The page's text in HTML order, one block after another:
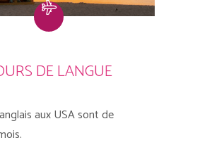
DE LANGUE
aux USA sont de